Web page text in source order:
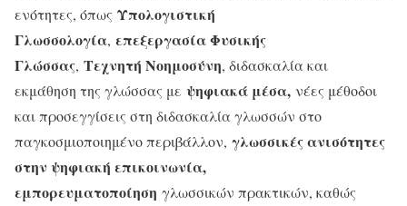
ενότητες, όπως Υπολογιστική
Γλωσσολογία, επεξεργασία Φυσικής
Γλώσσας, Τεχνητή Νοημοσύνη, διδασκαλία και
εκμάθηση της γλώσσας με ψηφιακά μέσα, νέες μέθοδοι
και προσεγγίσεις στη διδασκαλία γλωσσών στο
παγκοσμιοποιημένο περιβάλλον, γλωσσικές ανισότητες
στην ψηφιακή επικοινωνία,
εμπορευματοποίηση γλωσσικών πρακτικών, καθώς